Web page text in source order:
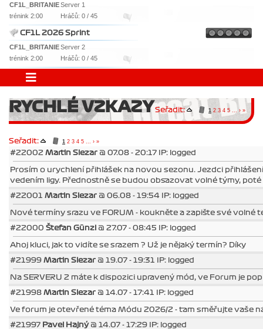
CF1L_BRITANIEServer 1
trénink 2:00
Hráčů: 0 / 45
CF1L 2026 Sprint
CF1L_BRITANIEServer 2
trénink 2:00
Hráčů: 0 / 45
RYCHLÉ VZKAZYSeřadit: 1 2 3 4 5 › »
Seřadit: 1 2 3 4 5 › »
#22002 Martin Slezar @ 07.08 - 20:17 IP: logged
Prosím o urychlení přihlášek na novou sezonu. Jezdci
vedením ligy. Přednostně se budou obsazovat volné týmy,
#22001 Martin Slezar @ 06.08 - 19:54 IP: logged
Nové termíny srazu ve FORUM - koukněte a zapište své volné
#22000 Štefan Günzl @ 27.07 - 08:45 IP: logged
Ahoj kluci, jak to vidíte se srazem ? Už je nějaký termín? Díky
#21999 Martin Slezar @ 19.07 - 19:31 IP: logged
Na SERVERU 2 máte k dispozici upravený mód, ve Forum je
#21998 Martin Slezar @ 14.07 - 17:41 IP: logged
Ve forum je otevřené téma Módu 2026/2 - tam směřujte vaše
#21997 Pavel Hajný@ 14.07 - 17:29 IP: logged